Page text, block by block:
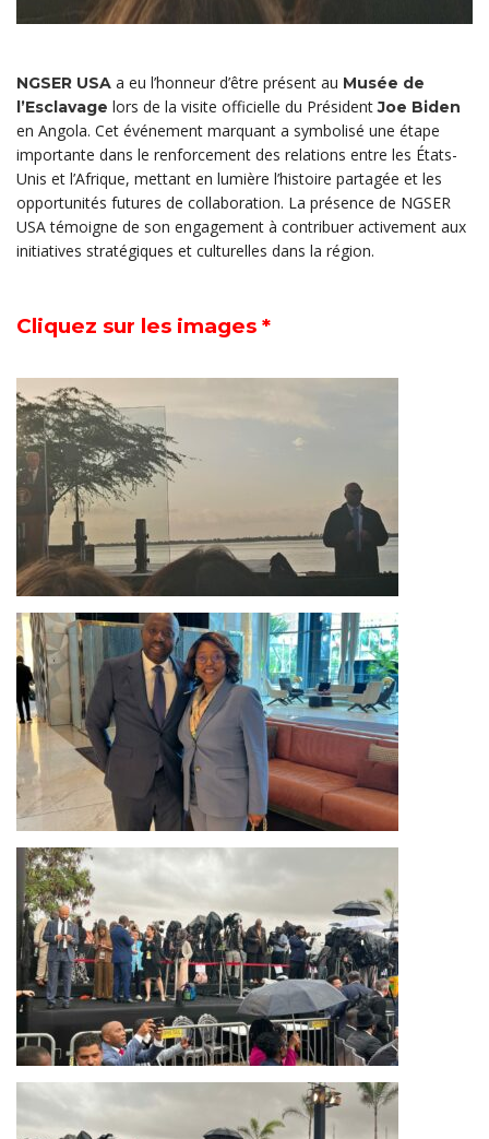
NGSER USA a eu l’honneur d’être présent au Musée de
l’Esclavage lors de la visite officielle du PrésidentJoe Biden
en Angola. Cet événement marquant a symbolisé une étape
importante dans le renforcement des relations entre les États-
Unis et l’Afrique, mettant en lumière l’histoire partagée et les
opportunités futures de collaboration. La présence de NGSER
USA témoigne de son engagement à contribuer activement aux
initiatives stratégiques et culturelles dans la région.
Cliquez sur les images *